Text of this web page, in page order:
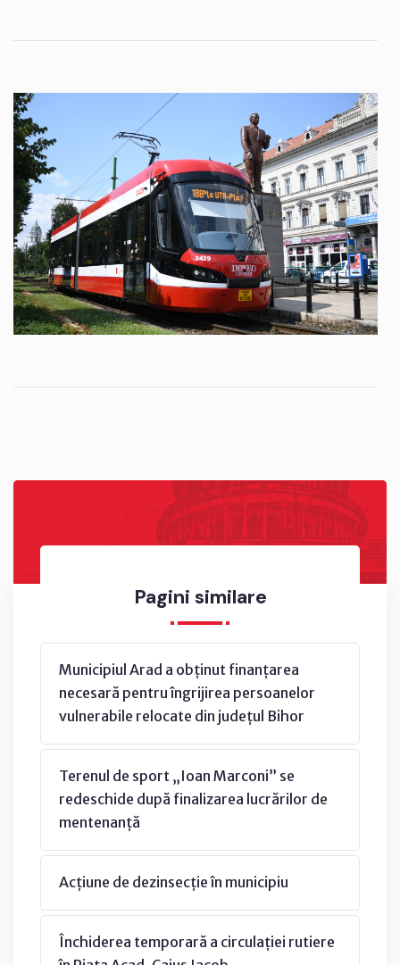
Pagini similare
Municipiul Arad a obținut finanțarea
necesară pentru îngrijirea persoanelor
vulnerabile relocate din județul Bihor
Terenul de sport „Ioan Marconi” se
redeschide după finalizarea lucrărilor de
mentenanță
Acțiune de dezinsecție în municipiu
Închiderea temporară a circulației rutiere